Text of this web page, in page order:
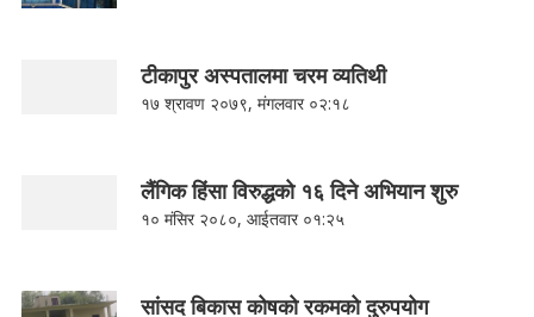
टीकापुर अस्पतालमा चरम व्यतिथी
१७ श्रावण २०७९, मंगलवार ०२:१८
लैंगिक हिंसा विरुद्धको १६ दिने अभियान शुरु
१० मंसिर २०८०, आईतवार ०१:२५
सांसद बिकास कोषको रकमको दुरुपयोग